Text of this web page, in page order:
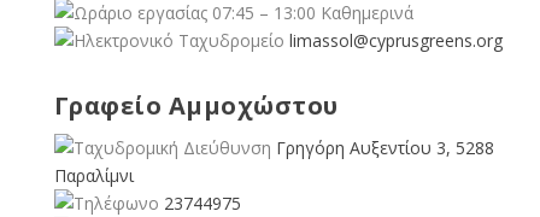
07:45 – 13:00 Καθημερινά
limassol@cyprusgreens.org
Γραφείο Αμμοχώστου
Γρηγόρη Αυξεντίου 3, 5288
Παραλίμνι
23744975